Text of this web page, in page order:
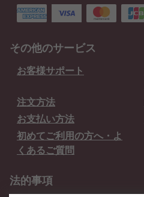
その他のサービス
お客様サポート
注文方法
お支払い方法
初めてご利用の方へ・よ
くあるご質問
法的事項